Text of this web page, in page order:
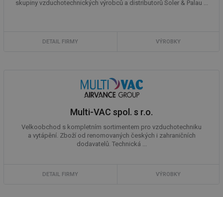
skupiny vzduchotechnických výrobců a distributorů Soler & Palau ...
DETAIL FIRMY VÝROBKY
Multi-VAC spol. s r.o.
Velkoobchod s kompletním sortimentem pro vzduchotechniku
a vytápění. Zboží od renomovaných českých i zahraničních
dodavatelů. Technická ...
DETAIL FIRMY VÝROBKY